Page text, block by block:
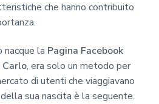
che hanno contribuito
nacque la Pagina Facebook
Carlo, era solo un metodo per
di utenti che viaggiavano
sua nascita è la seguente.